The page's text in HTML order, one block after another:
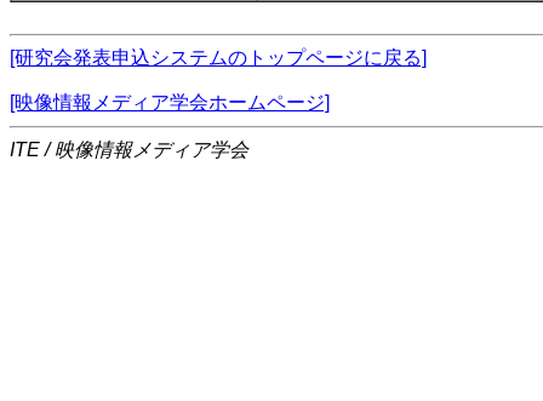
[研究会発表申込システムのトップページに戻る]
[映像情報メディア学会ホームページ]
ITE / 映像情報メディア学会